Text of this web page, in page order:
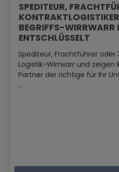
SPEDITEUR,
EGRIFFS-WIRRWARR
NTSCHLÜSSELT
Spediteur, Frachtführer oder
Logistik-Wirrwarr und zeigen
Partner der richtige für Ihr
...